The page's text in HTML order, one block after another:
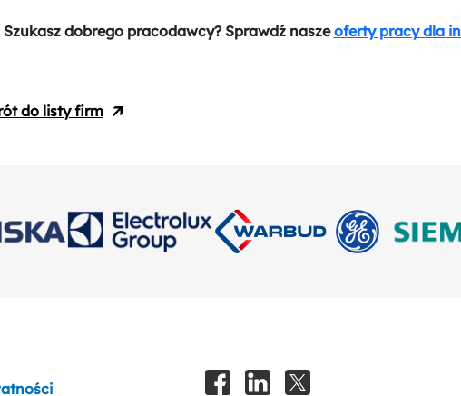
Szukasz dobrego pracodawcy? Sprawdź naszeoferty pracy dla
do listy firm